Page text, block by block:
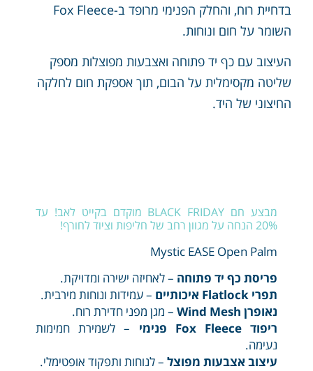
בדחיית רוח, והחלק הפנימי מרופד ב-Fox Fleece
השומר על חום ונוחות.
העיצוב עם כף יד פתוחה ואצבעות מפוצלות מספק
שליטה מקסימלית על הבום, תוך אספקת חום לחלקה
החיצוני של היד.
מבצע חם BLACK FRIDAY מוקדם בקייט לאב! עד
20% הנחה על מגוון רחב של חליפות וציוד לחורף!
Mystic EASE Open Palm
פריסת כף יד פתוחה – לאחיזה ישירה ומדויקת.
תפרי Flatlock איכותיים
– עמידות ונוחות מירבית.
נאופרן Wind Mesh
– מגן מפני חדירת רוח.
ריפוד Fox Fleece פנימי
– לשמירת חמימות
נעימה.
עיצוב אצבעות מפוצל– לנוחות ותפקוד אופטימלי.